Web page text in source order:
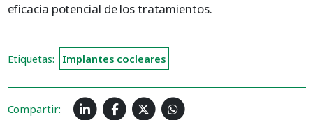
eficacia potencial de los tratamientos.
Etiquetas: Implantes cocleares
Compartir: